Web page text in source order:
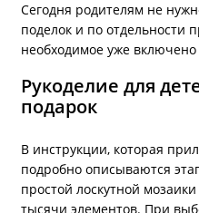
Сегодня родителям не
поделок и по отдельности
необходимое уже
Рукоделие для
подарок
В инструкции, которая
подробно описываются
простой лоскутной
тысячи элементов. При